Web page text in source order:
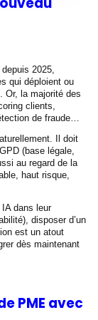
2025,
qui déploient ou
Or, la majorité des
clients,
de fraude…
Il doit
(base légale,
au regard de la
haut risque,
dans leur
disposer d’un
est un atout
dès maintenant
PME avec